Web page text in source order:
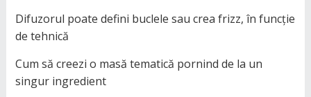
Difuzorul poate defini buclele sau crea frizz, în funcție
de tehnică
Cum să creezi o masă tematică pornind de la un
singur ingredient